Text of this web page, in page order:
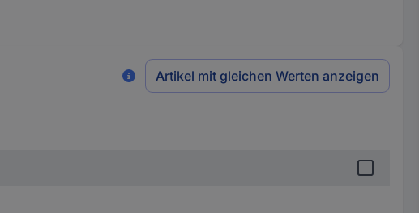
Artikel mit gleichen Werten anzeigen